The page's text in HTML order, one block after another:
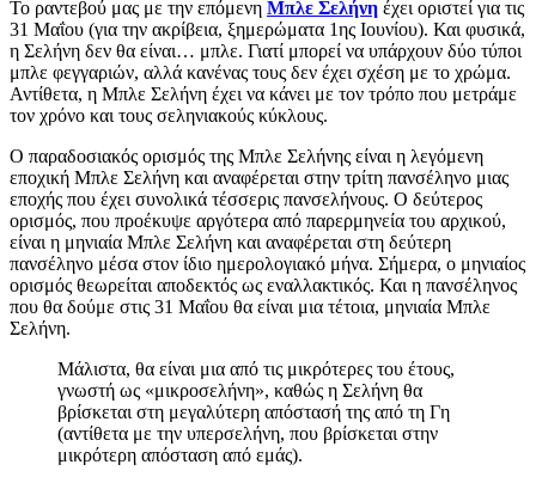
Το ραντεβού μας με την επόμενη Μπλε Σελήνη έχει οριστεί για τις
31 Μαΐου (για την ακρίβεια, ξημερώματα 1ης Ιουνίου). Και φυσικά,
η Σελήνη δεν θα είναι… μπλε. Γιατί μπορεί να υπάρχουν δύο τύποι
μπλε φεγγαριών, αλλά κανένας τους δεν έχει σχέση με το χρώμα.
Αντίθετα, η Μπλε Σελήνη έχει να κάνει με τον τρόπο που μετράμε
τον χρόνο και τους σεληνιακούς κύκλους.
Ο παραδοσιακός ορισμός της Μπλε Σελήνης είναι η λεγόμενη
εποχική Μπλε Σελήνη και αναφέρεται στην τρίτη πανσέληνο μιας
εποχής που έχει συνολικά τέσσερις πανσελήνους. Ο δεύτερος
ορισμός, που προέκυψε αργότερα από παρερμηνεία του αρχικού,
είναι η μηνιαία Μπλε Σελήνη και αναφέρεται στη δεύτερη
πανσέληνο μέσα στον ίδιο ημερολογιακό μήνα. Σήμερα, ο μηνιαίος
ορισμός θεωρείται αποδεκτός ως εναλλακτικός. Και η πανσέληνος
που θα δούμε στις 31 Μαΐου θα είναι μια τέτοια, μηνιαία Μπλε
Σελήνη.
Μάλιστα, θα είναι μια από τις μικρότερες του έτους,
γνωστή ως «μικροσελήνη», καθώς η Σελήνη θα
βρίσκεται στη μεγαλύτερη απόστασή της από τη Γη
(αντίθετα με την υπερσελήνη, που βρίσκεται στην
μικρότερη απόσταση από εμάς).